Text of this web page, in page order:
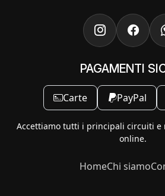
PAGAMENTI
Carte PayPal
Accettiamo tutti i principali circuiti e
online.
HomeChi siamo